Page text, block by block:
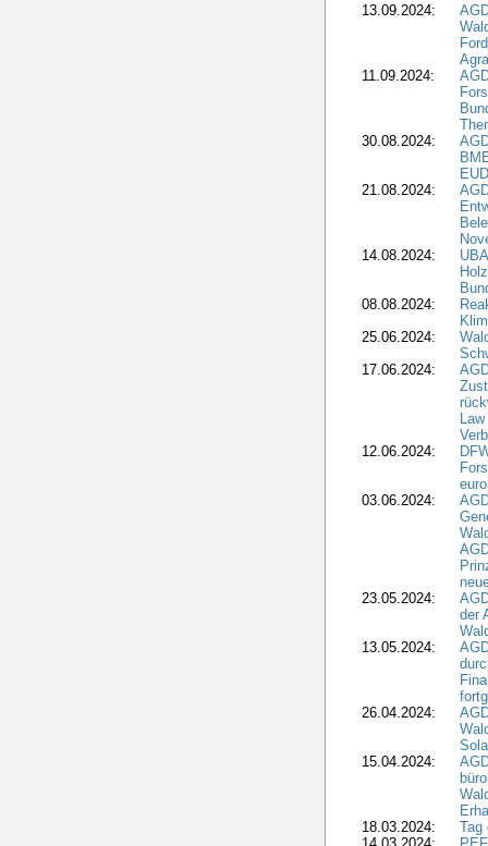
13.09.2024:
11.09.2024:
30.08.2024:
21.08.2024:
14.08.2024:
08.08.2024:
25.06.2024:
17.06.2024:
12.06.2024:
03.06.2024:
23.05.2024:
der
13.05.2024:
26.04.2024:
15.04.2024:
18.03.2024:
Tag